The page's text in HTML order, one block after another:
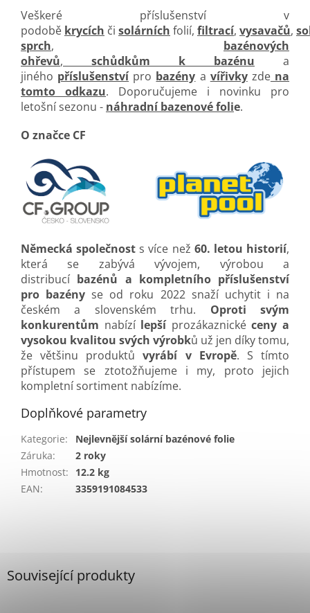
Související produkty
Veškeré příslušenství v
podobě krycích či solárních folií, filtrací, vysavačů,
sprch, bazénových
ohřevů, schůdkům k bazénu a
jiného příslušenstvípro bazény a vířivkyzdena
tomto odkazu. Doporučujeme i novinku pro
letošní sezonu - náhradní bazenové folie.
O značce CF
Německá společnost s více než 60. letou historií,
která se zabývá vývojem, výrobou a
distribucí bazénů a kompletního příslušenství
pro bazény se od roku 2022 snaží uchytit i na
českém a slovenském trhu. Oproti svým
konkurentům nabízí lepšíprozákaznickéceny a
vysokou kvalitou svých výrobků už jen díky tomu,
že většinu produktůvyrábí v Evropě. S tímto
přístupem se ztotožňujeme i my, proto jejich
kompletní sortiment nabízíme.
Doplňkové parametry
Kategorie:
Nejlevnější solární bazénové folie
Záruka:
2 roky
Hmotnost:
12.2 kg
EAN: 3359191084533